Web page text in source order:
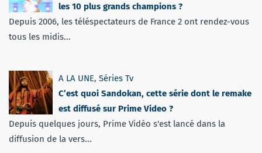
les 10 plus grands champions ?
Depuis 2006, les téléspectateurs de France 2 ont rendez-vous
tous les midis...
A LA UNE, Séries Tv
C’est quoi Sandokan, cette série dont le remake
est diffusé sur Prime Video ?
Depuis quelques jours, Prime Vidéo s'est lancé dans la
diffusion de la vers...